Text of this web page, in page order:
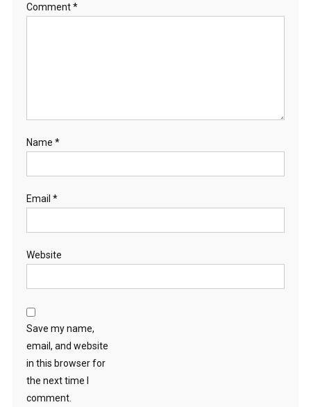
Comment*
Name *
Email *
Website
Save my name,
email, and website
in this browser for
the next time I
comment.